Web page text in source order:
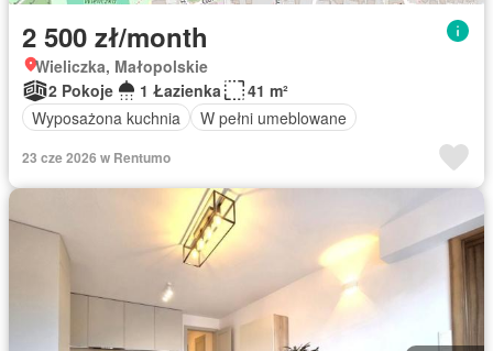
2 500 zł/month
Wieliczka, Małopolskie
2 Pokoje
1 Łazienka
41 m²
Wyposażona kuchnia
W pełni umeblowane
23 cze 2026 w Rentumo